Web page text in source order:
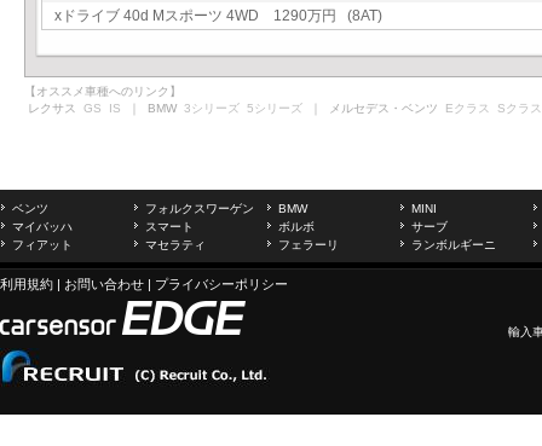
xドライブ 40d Mスポーツ 4WD 1290万円 (8AT)
【オススメ車種へのリンク】
レクサス GS IS ｜ BMW 3シリーズ 5シリーズ ｜ メルセデス・ベンツ Eクラス Sクラス
ベンツ フォルクスワーゲン BMW
MINI
マイバッハ
スマート ボルボ
サーブ
フィアット
マセラティ フェラーリ ランボルギーニ
利用規約 | お問い合わせ | プライバシーポリシー
輸入